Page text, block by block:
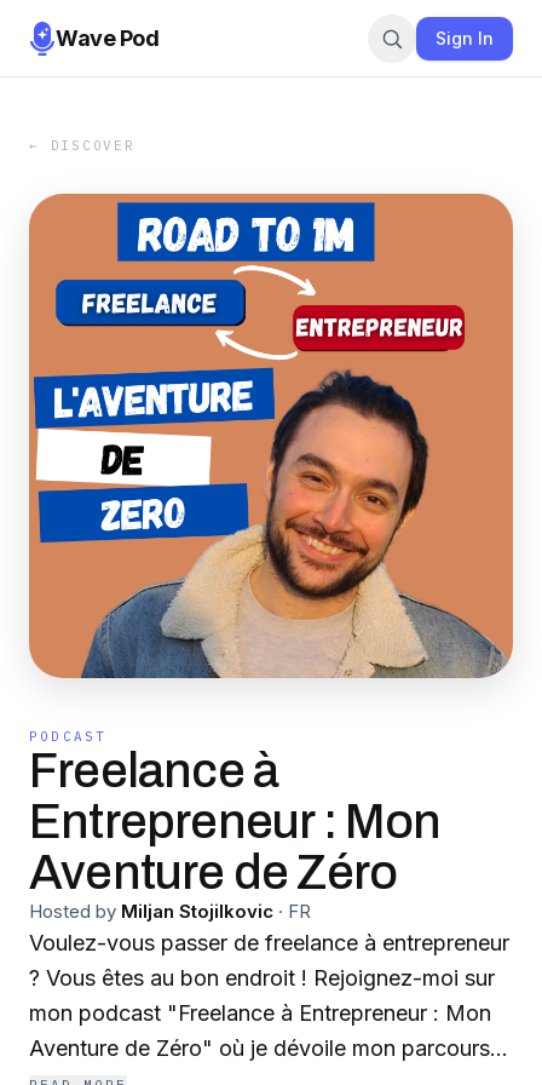
Wave Pod Sign In
← DISCOVER
PODCAST
Freelance à
Entrepreneur : Mon
Aventure de Zéro
Hosted by Miljan Stojilkovic · FR
Voulez-vous passer de freelance à entrepreneur
? Vous êtes au bon endroit ! Rejoignez-moi sur
mon podcast "Freelance à Entrepreneur : Mon
Aventure de Zéro" où je dévoile mon parcours